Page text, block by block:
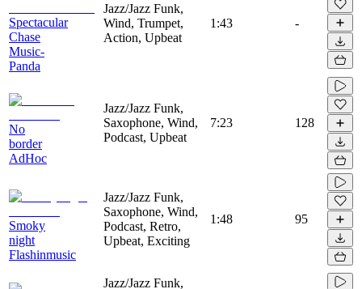
Spectacular
Chase
Music-
Panda
Jazz/Jazz Funk,
Wind, Trumpet,
Action, Upbeat
1:43 -
No
border
AdHoc
Jazz/Jazz Funk,
Saxophone, Wind,
Podcast, Upbeat
7:23 128
Smoky
night
Flashinmusic
Jazz/Jazz Funk,
Saxophone, Wind,
Podcast, Retro,
Upbeat, Exciting
1:48 95
Jazz/Jazz Funk,